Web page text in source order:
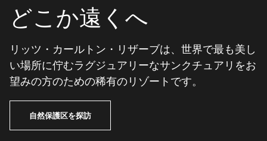
どこか遠くへ
リッツ・カールトン・リザーブは、世界で最も美し
い場所に佇むラグジュアリーなサンクチュアリをお
望みの方のための稀有のリゾートです。
自然保護区を探訪